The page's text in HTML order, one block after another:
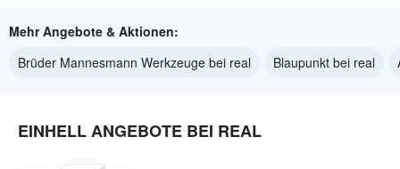
Mehr Angebote & Aktionen:
Brüder Mannesmann Werkzeuge bei real
Blaupunkt bei real
EINHELL ANGEBOTE BEI REAL